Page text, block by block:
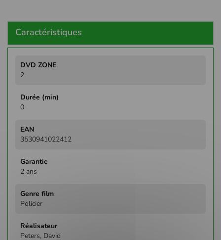
Caractéristiques
d'infos
2
0
3530941022412
2 ans
Policier
Peters, David